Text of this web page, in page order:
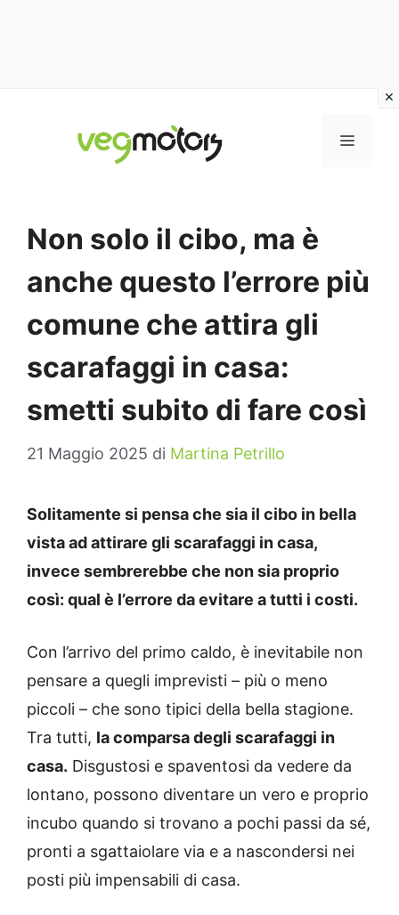
MENU
Non solo il cibo, ma è
anche questo l’errore più
comune che attira gli
scarafaggi in casa:
smetti subito di fare così
21 Maggio 2025 di Martina Petrillo
Solitamente si pensa che sia il cibo in bella
vista ad attirare gli scarafaggi in casa,
invece sembrerebbe che non sia proprio
così: qual è l’errore da evitare a tutti i costi.
Con l’arrivo del primo caldo, è inevitabile non
pensare a quegli imprevisti – più o meno
piccoli – che sono tipici della bella stagione.
Tra tutti, la comparsa degli scarafaggi in
casa. Disgustosi e spaventosi da vedere da
lontano, possono diventare un vero e proprio
incubo quando si trovano a pochi passi da sé,
pronti a sgattaiolare via e a nascondersi nei
posti più impensabili di casa.